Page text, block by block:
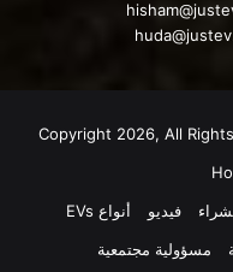
فيديو
أنواع EVs
مسؤولية مجتمعية